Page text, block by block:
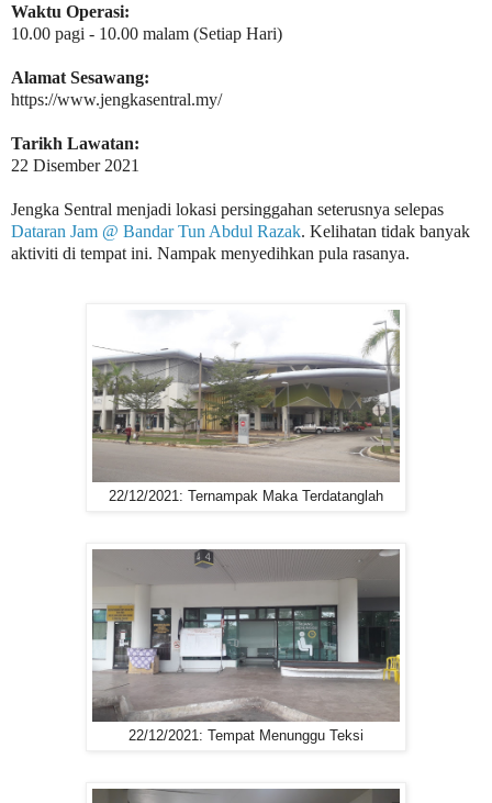
Waktu Operasi:
10.00 pagi - 10.00 malam (Setiap Hari)
Alamat Sesawang:
https://www.jengkasentral.my/
Tarikh Lawatan:
22 Disember 2021
Jengka Sentral menjadi lokasi persinggahan seterusnya selepas
Dataran Jam @ Bandar Tun Abdul Razak. Kelihatan tidak banyak
aktiviti di tempat ini. Nampak menyedihkan pula rasanya.
22/12/2021: Ternampak Maka Terdatanglah
22/12/2021: Tempat Menunggu Teksi